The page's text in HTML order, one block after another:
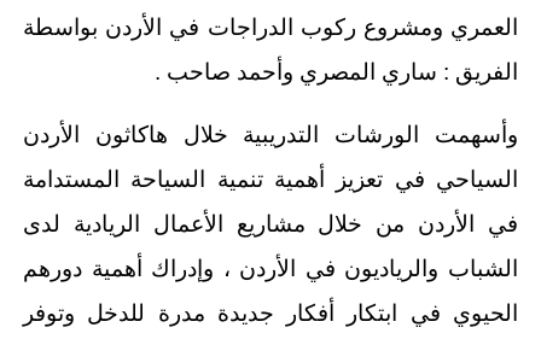
العمري ومشروع ركوب الدراجات في الأردن بواسطة
الفريق : ساري المصري وأحمد صاحب .
وأسهمت الورشات التدريبية خلال هاكاثون الأردن
السياحي في تعزيز أهمية تنمية السياحة المستدامة
في الأردن من خلال مشاريع الأعمال الريادية لدى
الشباب والرياديون في الأردن ، وإدراك أهمية دورهم
الحيوي في ابتكار أفكار جديدة مدرة للدخل وتوفر